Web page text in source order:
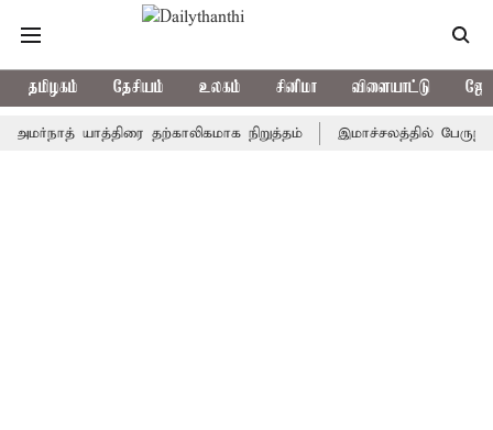
தமிழகம் தேசியம் உலகம் சினிமா விளையாட்டு
யாத்திரை தற்காலிகமாக நிறுத்தம் இமாச்சலத்தில் பேருந்து